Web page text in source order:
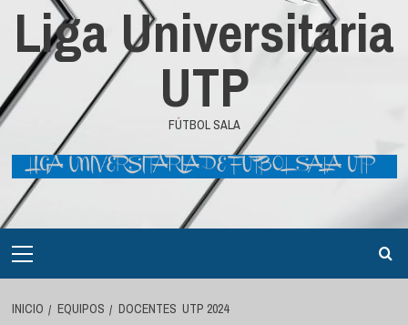
Liga Universitaria
UTP
FÚTBOL SALA
principal
INICIO EQUIPOS DOCENTES UTP 2024